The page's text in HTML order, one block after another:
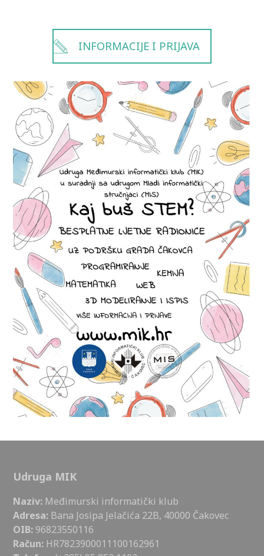
INFORMACIJE I PRIJAVA
Udruga MIK
Naziv: Međimurski informatički klub
Adresa: Bana Josipa Jelačića 22B, 40000 Čakovec
OIB: 96823550116
Račun: HR7823900011100162961